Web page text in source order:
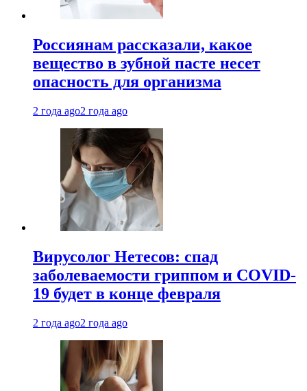
Россиянам рассказали, какое
вещество в зубной пасте несет
опасность для организма
2 года ago2 года ago
Вирусолог Нетесов: спад
заболеваемости гриппом и COVID-
19 будет в конце февраля
2 года ago2 года ago